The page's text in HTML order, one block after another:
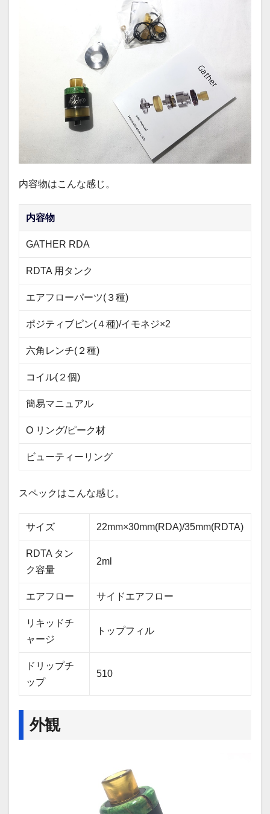
内容物はこんな感じ。
内容物
GATHER RDA
RDTA 用タンク
エアフローパーツ(３種)
ポジティブピン(４種)/イモネジ×2
六角レンチ(２種)
コイル(２個)
簡易マニュアル
O リング/ピーク材
ビューティーリング
スペックはこんな感じ。
サイズ 22mm×30mm(RDA)/35mm(RDTA)
RDTA タン
ク容量
2ml
エアフロー サイドエアフロー
リキッドチ
ャージ
トップフィル
ドリップチ
ップ
510
外観